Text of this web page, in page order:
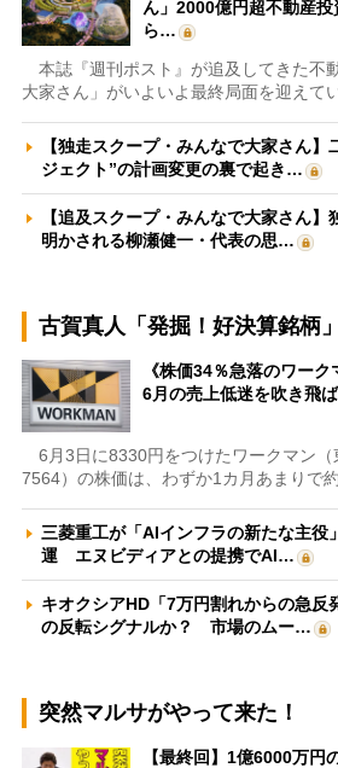
ん」2000億円超不動産投
ら…
本誌『週刊ポスト』が追及してきた不
大家さん」がいよいよ最終局面を迎えて
【独走スクープ・みんなで大家さん】
ジェクト”の計画変更の裏で起き…
【追及スクープ・みんなで大家さん
明かされる柳瀬健一・代表の思…
古賀真人「発掘！好決算銘柄」
《株価34％急落のワー
6月の売上低迷を吹き飛
6月3日に8330円をつけたワークマン（
7564）の株価は、わずか1カ月あまりで
三菱重工が「AIインフラの新たな主役
運 エヌビディアとの提携でAI…
キオクシアHD「7万円割れからの急反
の反転シグナルか？ 市場のムー…
突然マルサがやって来た！
【最終回】1億6000万円